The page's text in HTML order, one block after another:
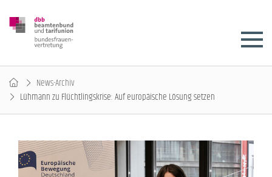
News-Archiv
Lühmann zu Flüchtlingskrise: Auf europäische Lösung setzen